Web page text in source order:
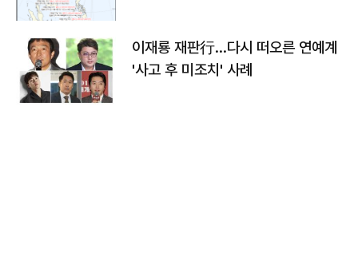
이재룡 재판行…다시 떠오른 연예계
'사고 후 미조치' 사례